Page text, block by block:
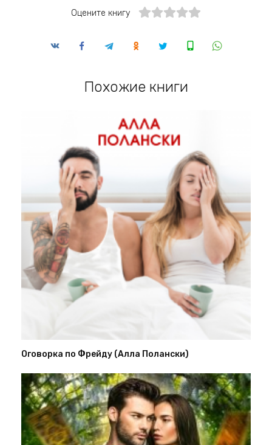
Оцените книгу
Похожие книги
Оговорка по Фрейду (Алла Полански)